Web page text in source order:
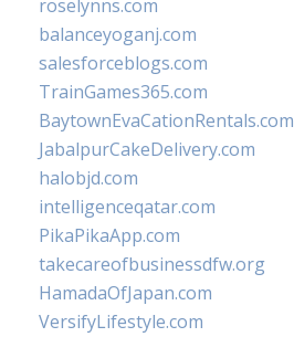
roselynns.com
balanceyoganj.com
salesforceblogs.com
TrainGames365.com
BaytownEvaCationRentals.com
JabalpurCakeDelivery.com
halobjd.com
intelligenceqatar.com
PikaPikaApp.com
takecareofbusinessdfw.org
HamadaOfJapan.com
VersifyLifestyle.com